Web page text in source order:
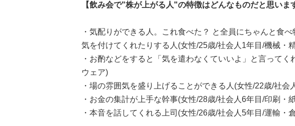
【飲み会で"株が上がる人"の特徴はどんなものだと思いま
・気配りができる人。これ食べた？ と全員にちゃんと食
気を付けてくれたりする人(女性/25歳/社会人1年目/機械・
・お酌などをすると「気を遣わなくていいよ」と言ってく
ウェア)
・場の雰囲気を盛り上げることができる人(女性/22歳/社
・お金の集計が上手な幹事(女性/28歳/社会人6年目/印刷・
・本音を話してくれる上司(女性/26歳/社会人5年目/運輸・